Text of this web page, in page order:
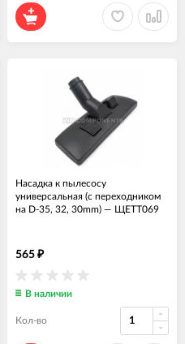
Насадка к пылесосу
универсальная (с переходником
на D-35, 32, 30mm) — ЩЕТТ069
565 ₽
В наличии
Кол-во